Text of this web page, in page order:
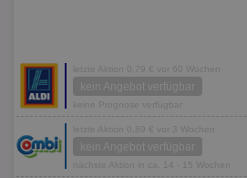
letzte Aktion 0,79 € vor 60 Wochen
kein Angebot verfügbar
keine Prognose verfügbar
letzte Aktion 0,89 € vor 3 Wochen
kein Angebot verfügbar
nächste Aktion in ca. 14 - 15 Wochen